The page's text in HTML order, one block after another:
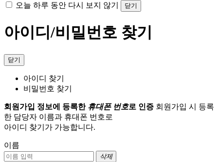
오늘 하루 동안 다시 보지 않기 닫기
아이디/비밀번호 찾기
닫기
아이디 찾기
비밀번호 찾기
회원가입 정보에 등록한 휴대폰 번호로 인증 회원가입 시 등록
한 담당자 이름과 휴대폰 번호로
아이디 찾기가 가능합니다.
이름
삭제